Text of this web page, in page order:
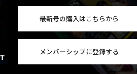
最新号の購入はこちらから
メンバーシップに登録する